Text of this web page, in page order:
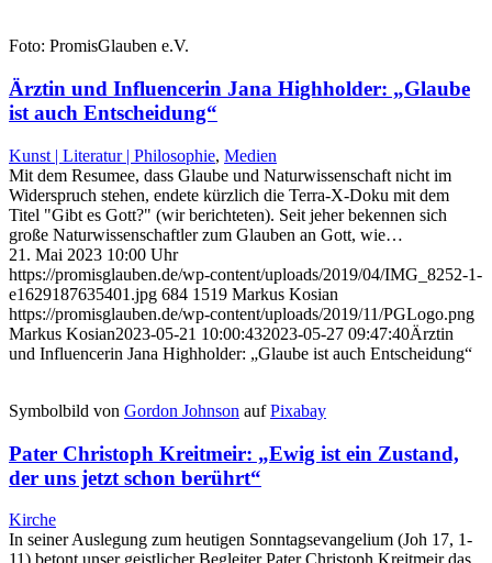
Foto: PromisGlauben e.V.
Ärztin und Influencerin Jana Highholder: „Glaube
ist auch Entscheidung“
Kunst | Literatur | Philosophie, Medien
Mit dem Resumee, dass Glaube und Naturwissenschaft nicht im
Widerspruch stehen, endete kürzlich die Terra-X-Doku mit dem
Titel "Gibt es Gott?" (wir berichteten). Seit jeher bekennen sich
große Naturwissenschaftler zum Glauben an Gott, wie…
21. Mai 2023 10:00 Uhr
https://promisglauben.de/wp-content/uploads/2019/04/IMG_8252-1-
e1629187635401.jpg 684 1519 Markus Kosian
https://promisglauben.de/wp-content/uploads/2019/11/PGLogo.png
Markus Kosian2023-05-21 10:00:432023-05-27 09:47:40Ärztin
und Influencerin Jana Highholder: „Glaube ist auch Entscheidung“
Symbolbild von Gordon Johnson aufPixabay
Pater Christoph Kreitmeir: „Ewig ist ein Zustand,
der uns jetzt schon berührt“
Kirche
In seiner Auslegung zum heutigen Sonntagsevangelium (Joh 17, 1-